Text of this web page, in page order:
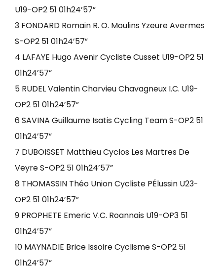
U19-OP2 51 01h24’57”
3 FONDARD Romain R. O. Moulins Yzeure Avermes
S-OP2 51 01h24’57”
4 LAFAYE Hugo Avenir Cycliste Cusset U19-OP2 51
01h24’57”
5 RUDEL Valentin Charvieu Chavagneux I.C. U19-
OP2 51 01h24’57”
6 SAVINA Guillaume Isatis Cycling Team S-OP2 51
01h24’57”
7 DUBOISSET Matthieu Cyclos Les Martres De
Veyre S-OP2 51 01h24’57”
8 THOMASSIN Théo Union Cycliste PÉlussin U23-
OP2 51 01h24’57”
9 PROPHETE Emeric V.C. Roannais U19-OP3 51
01h24’57”
10 MAYNADIE Brice Issoire Cyclisme S-OP2 51
01h24’57”